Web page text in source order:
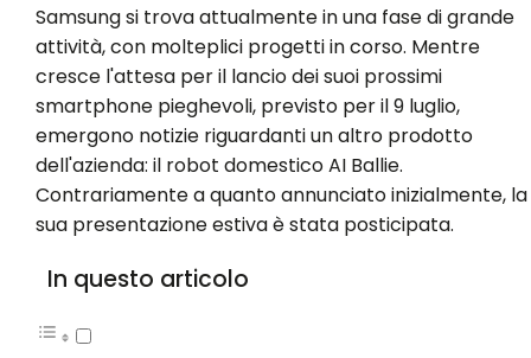
Samsung si trova attualmente in una fase di grande
attività, con molteplici progetti in corso. Mentre
cresce l'attesa per il lancio dei suoi prossimi
smartphone pieghevoli, previsto per il 9 luglio,
emergono notizie riguardanti un altro prodotto
dell'azienda: il robot domestico AI Ballie.
Contrariamente a quanto annunciato inizialmente, la
sua presentazione estiva è stata posticipata.
In questo articolo